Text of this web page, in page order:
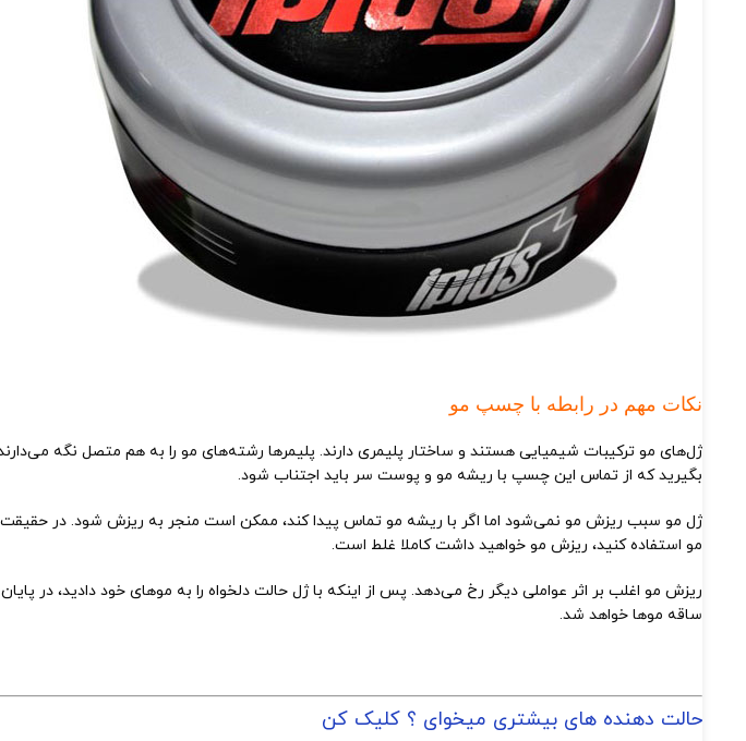
نکات مهم در رابطه با چسپ مو
ژل‌های مو ترکیبات شیمیایی هستند و ساختار پلیمری دارند. پلیمرها رشته‌های مو را به هم متصل نگه
بگیرید که از تماس این چسپ با ریشه مو و پوست سر باید اجتناب شود.
ژل مو سبب ریزش مو نمی‌شود اما اگر با ریشه مو تماس پیدا کند، ممکن است منجر به ریزش شود. در
مو استفاده کنید، ریزش مو خواهید داشت کاملا غلط است.
ریزش مو اغلب بر اثر عواملی دیگر رخ می‌دهد. پس از اینکه با ژل حالت دلخواه را به موهای خود دادید،
ساقه موها خواهد شد.
حالت دهنده های بیشتری میخوای ؟ کلیک کن